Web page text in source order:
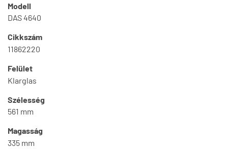
Modell
DAS 4640
Cikkszám
11862220
Felület
Klarglas
Szélesség
561 mm
Magasság
335 mm